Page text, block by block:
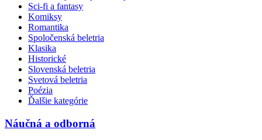
Sci-fi a fantasy
Komiksy
Romantika
Spoločenská beletria
Klasika
Historické
Slovenská beletria
Svetová beletria
Poézia
Ďalšie kategórie
Náučná a odborná